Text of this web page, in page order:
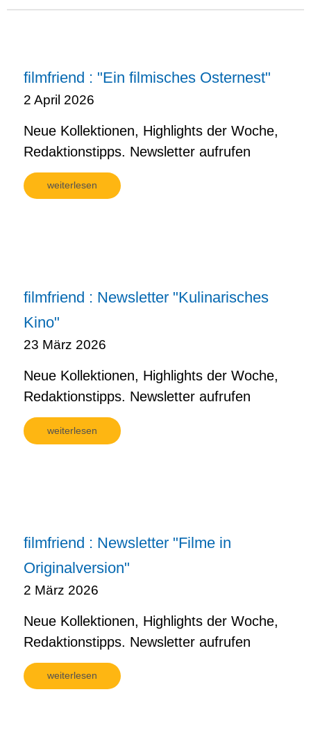
filmfriend : "Ein filmisches Osternest"
2 April 2026
Neue Kollektionen, Highlights der Woche,
Redaktionstipps. Newsletter aufrufen
weiterlesen
filmfriend : Newsletter "Kulinarisches
Kino"
23 März 2026
Neue Kollektionen, Highlights der Woche,
Redaktionstipps. Newsletter aufrufen
weiterlesen
filmfriend : Newsletter "Filme in
Originalversion"
2 März 2026
Neue Kollektionen, Highlights der Woche,
Redaktionstipps. Newsletter aufrufen
weiterlesen